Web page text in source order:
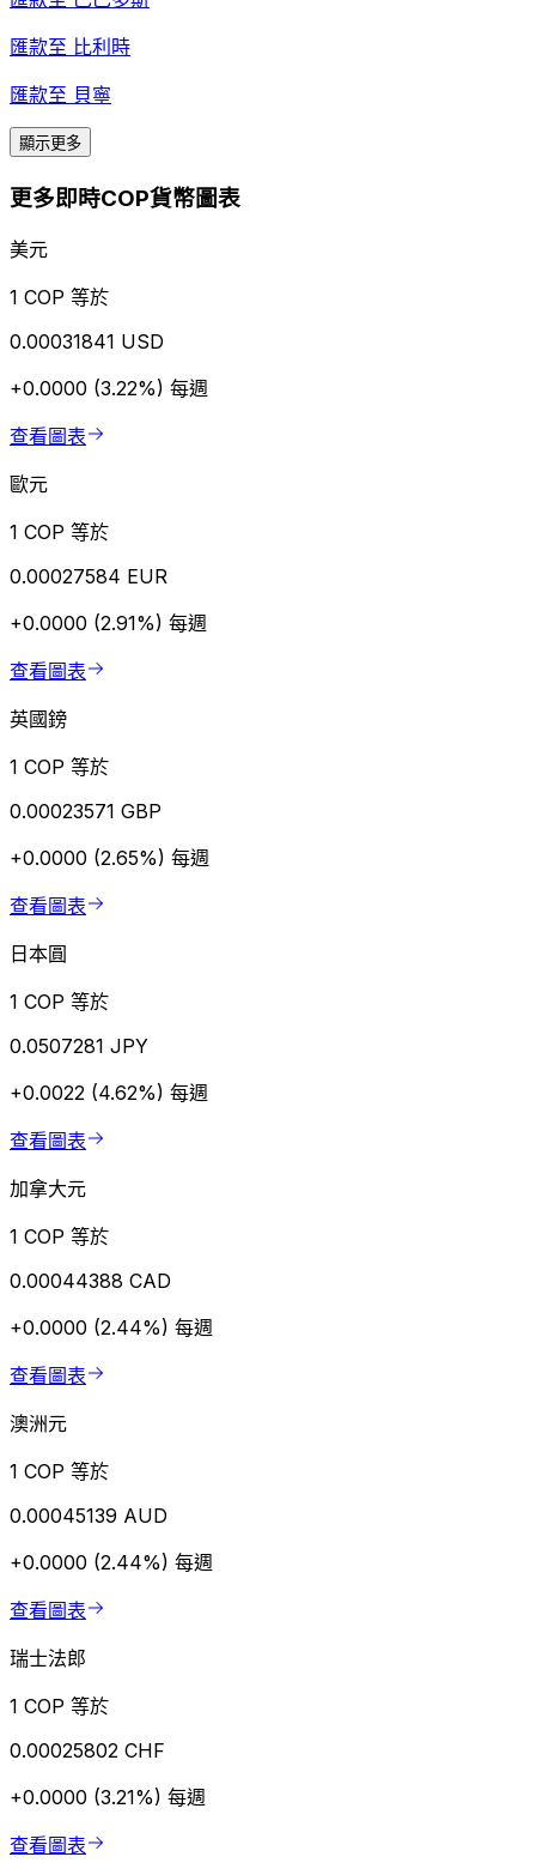
匯款至 比利時
匯款至 貝寧
顯示更多
更多即時COP貨幣圖表
美元
1 COP 等於
0.00031841 USD
+0.0000 (3.22%) 每週
查看圖表
歐元
1 COP 等於
0.00027584 EUR
+0.0000 (2.91%) 每週
查看圖表
英國鎊
1 COP 等於
0.00023571 GBP
+0.0000 (2.65%) 每週
查看圖表
日本圓
1 COP 等於
0.0507281 JPY
+0.0022 (4.62%) 每週
查看圖表
加拿大元
1 COP 等於
0.00044388 CAD
+0.0000 (2.44%) 每週
查看圖表
澳洲元
1 COP 等於
0.00045139 AUD
+0.0000 (2.44%) 每週
查看圖表
瑞士法郎
1 COP 等於
0.00025802 CHF
+0.0000 (3.21%) 每週
查看圖表